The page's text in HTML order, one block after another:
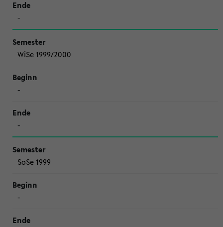
-
WiSe 1999/2000
-
-
SoSe 1999
-